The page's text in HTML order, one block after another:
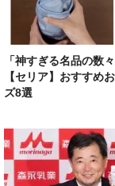
「神すぎる名品の数
【セリア】おすすめ
ズ8選